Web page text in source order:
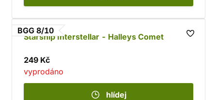
BGG 8/10
Starship Interstellar - Halleys Comet
249 Kč
vyprodáno
hlídej